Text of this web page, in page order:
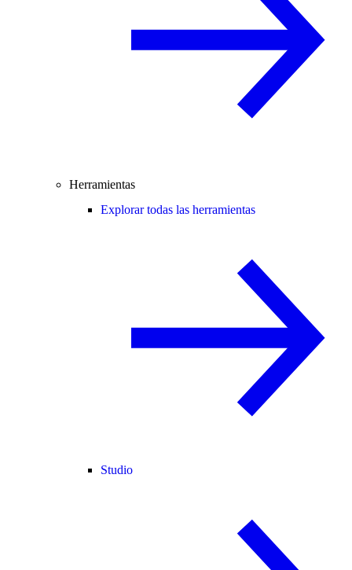
Herramientas
Explorar todas las herramientas
Studio